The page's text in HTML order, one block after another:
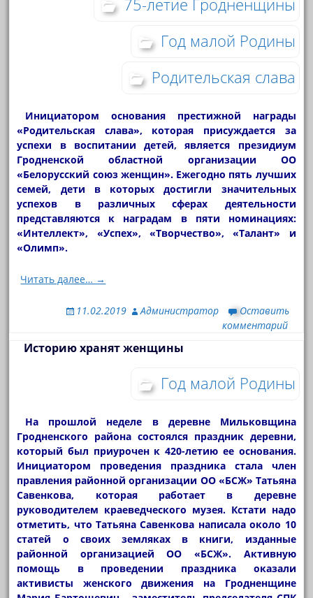
Год малой Родины
Родительская слава
Инициатором основания престижной награды
«Родительская слава», которая присуждается за
успехи в воспитании детей, является президиум
Гродненской областной организации ОО
«Белорусский союз женщин». Ежегодно пять лучших
семей, дети в которых достигли значительных
успехов в различных сферах деятельности
представляются к наградам в пяти номинациях:
«Интеллект», «Успех», «Творчество», «Талант» и
«Олимп».
Читать далее… →
11.02.2019 Администратор
Оставить
комментарий
Историю хранят женщины
Год малой Родины
На прошлой неделе в деревне Мильковщина
Гродненского района состоялся праздник деревни,
который был приурочен к 420-летию ее основания.
Инициатором проведения праздника стала член
правления районной организации ОО «БСЖ» Татьяна
Савенкова, которая работает в деревне
руководителем краеведческого музея. Кстати надо
отметить, что Татьяна Савенкова написала около 10
статей о своих земляках в книги, изданные
районной организацией ОО «БСЖ». Активную
помощь в проведении праздника оказали
активисты женского движения на Гродненщине